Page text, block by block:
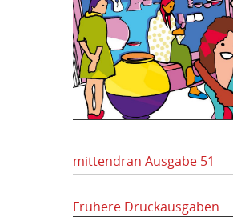
mittendran Ausgabe 51
Frühere Druckausgaben